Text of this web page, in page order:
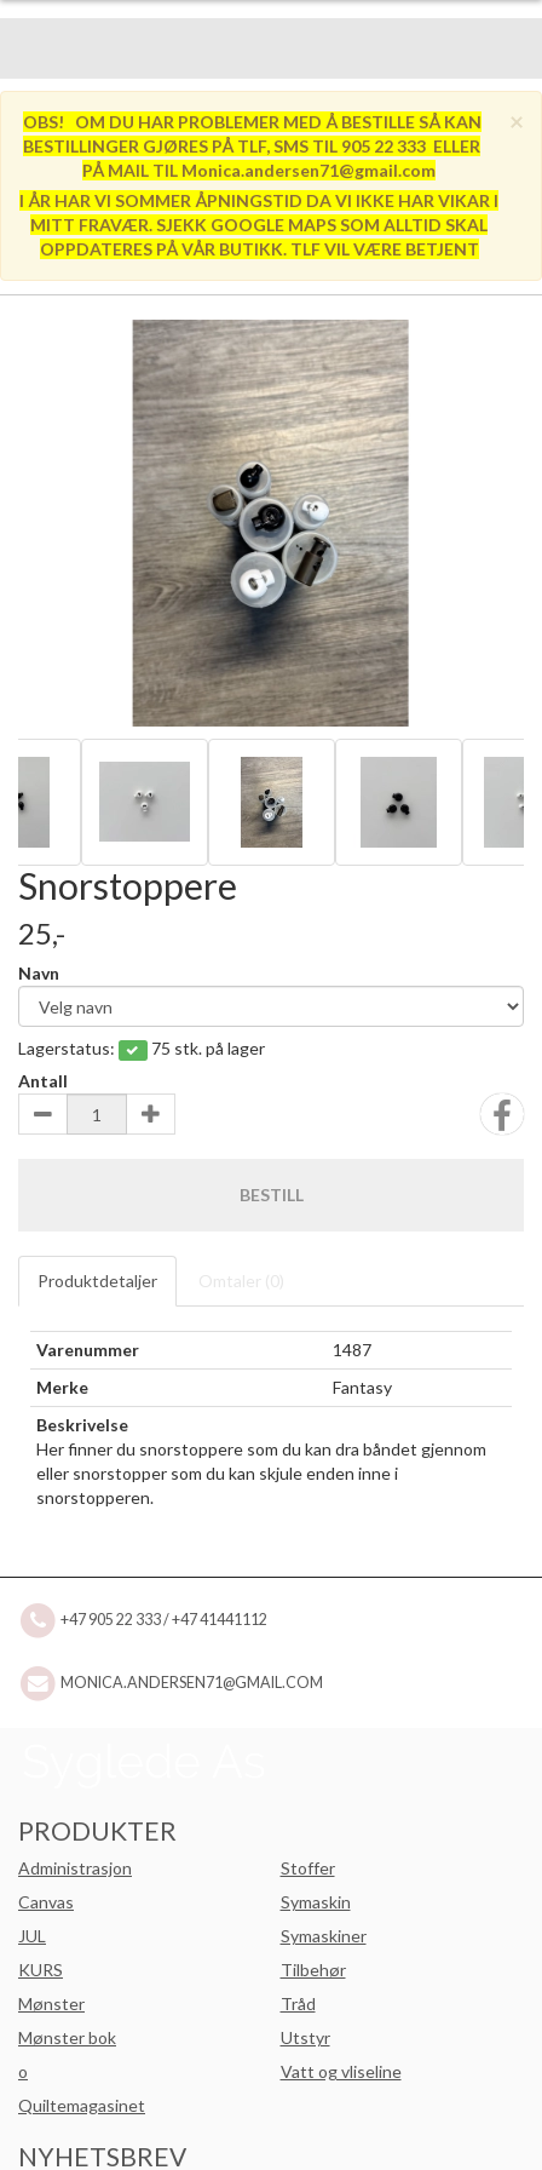
×
OBS! OM DU HAR PROBLEMER MED Å BESTILLE SÅ KAN
BESTILLINGER GJØRES PÅ TLF, SMS TIL 905 22 333 ELLER
PÅ MAIL TIL Monica.andersen71@gmail.com
I ÅR HAR VI SOMMER ÅPNINGSTID DA VI IKKE HAR VIKAR I
MITT FRAVÆR. SJEKK GOOGLE MAPS SOM ALLTID SKAL
OPPDATERES PÅ VÅR BUTIKK. TLF VIL VÆRE BETJENT
Snorstoppere
25,-
Navn
Lagerstatus:
75 stk. på lager
Antall
BESTILL
Produktdetaljer Omtaler (0)
Varenummer
1487
Merke
Fantasy
Beskrivelse
Her finner du snorstoppere som du kan dra båndet gjennom
eller snorstopper som du kan skjule enden inne i
snorstopperen.
+47 905 22 333 / +47 41441112
MONICA.ANDERSEN71@GMAIL.COM
PRODUKTER
Administrasjon
Canvas
JUL
KURS
Mønster
Mønster bok
o
Quiltemagasinet
Stoffer
Symaskin
Symaskiner
Tilbehør
Tråd
Utstyr
Vatt og vliseline
NYHETSBREV